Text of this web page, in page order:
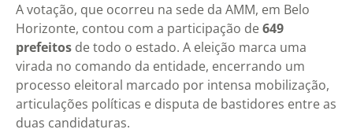
A votação, que ocorreu na sede da AMM, em Belo
Horizonte, contou com a participação de649
prefeitos de todo o estado. A eleição marca uma
virada no comando da entidade, encerrando um
processo eleitoral marcado por intensa mobilização,
articulações políticas e disputa de bastidores entre as
duas candidaturas.